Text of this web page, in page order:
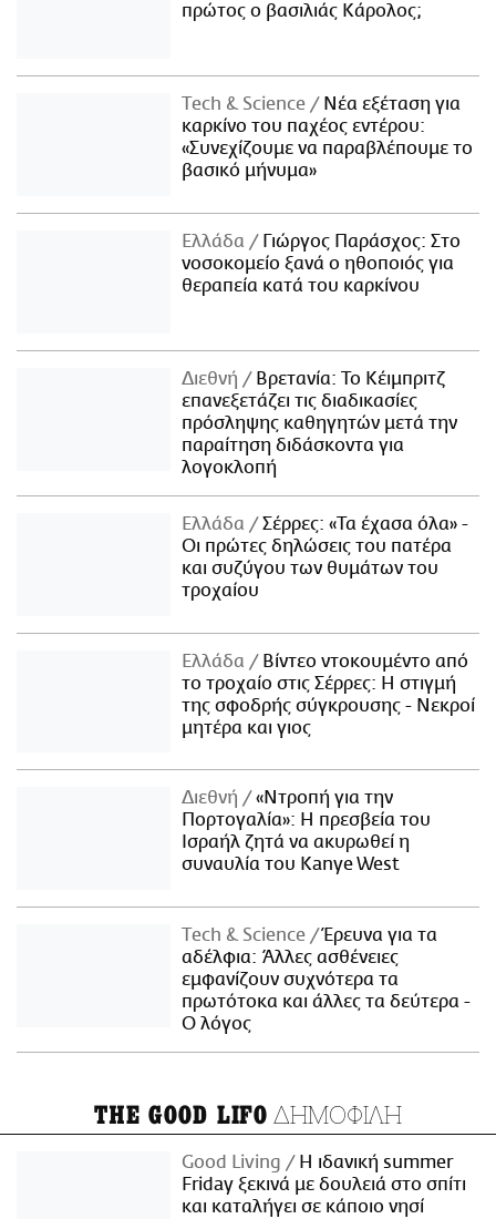
πρώτος ο βασιλιάς Κάρολος;
Τech & Science
Νέα εξέταση για
καρκίνο του παχέος εντέρου:
«Συνεχίζουμε να παραβλέπουμε το
βασικό μήνυμα»
Ελλάδα
Γιώργος Παράσχος: Στο
νοσοκομείο ξανά ο ηθοποιός για
θεραπεία κατά του καρκίνου
Διεθνή
Βρετανία: Το Κέιμπριτζ
επανεξετάζει τις διαδικασίες
πρόσληψης καθηγητών μετά την
παραίτηση διδάσκοντα για
λογοκλοπή
Ελλάδα
Σέρρες: «Τα έχασα όλα» -
Οι πρώτες δηλώσεις του πατέρα
και συζύγου των θυμάτων του
τροχαίου
Ελλάδα
Βίντεο ντοκουμέντο από
το τροχαίο στις Σέρρες: Η στιγμή
της σφοδρής σύγκρουσης - Νεκροί
μητέρα και γιος
Διεθνή
«Ντροπή για την
Πορτογαλία»: Η πρεσβεία του
Ισραήλ ζητά να ακυρωθεί η
συναυλία του Kanye West
Τech & Science
Έρευνα για τα
αδέλφια: Άλλες ασθένειες
εμφανίζουν συχνότερα τα
πρωτότοκα και άλλες τα δεύτερα -
Ο λόγος
THE GOOD LIFO ΔΗΜΟΦΙΛΗ
Good Living
Η ιδανική summer
Friday ξεκινά με δουλειά στο σπίτι
και καταλήγει σε κάποιο νησί